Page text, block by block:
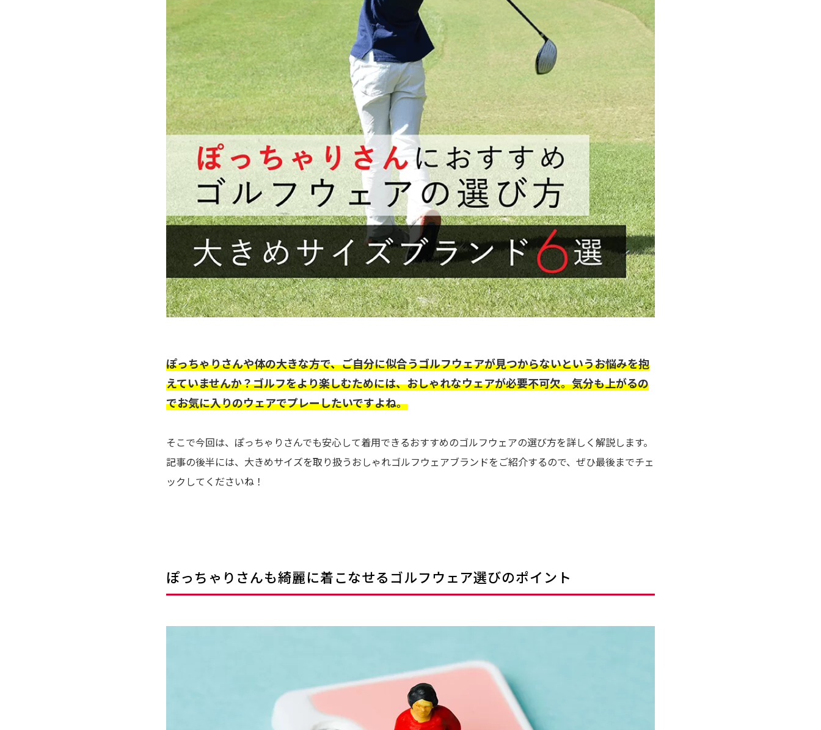
ぽっちゃりさんや体の大きな方で、ご自分に似合うゴルフウェアが見つからないというお悩みを抱
えていませんか？ゴルフをより楽しむためには、おしゃれなウェアが必要不可欠。気分も上がるの
でお気に入りのウェアでプレーしたいですよね。
そこで今回は、ぽっちゃりさんでも安心して着用できるおすすめのゴルフウェアの選び方を詳しく解説します。
記事の後半には、大きめサイズを取り扱うおしゃれゴルフウェアブランドをご紹介するので、ぜひ最後までチェ
ックしてくださいね！
ぽっちゃりさんも綺麗に着こなせるゴルフウェア選びのポイント